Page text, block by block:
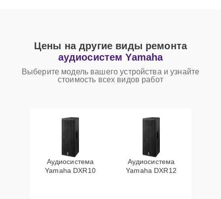
Цены на другие виды ремонта
аудиосистем Yamaha
Выберите модель вашего устройства и узнайте
стоимость всех видов работ
Аудиосистема
Yamaha DXR10
Аудиосистема
Yamaha DXR12